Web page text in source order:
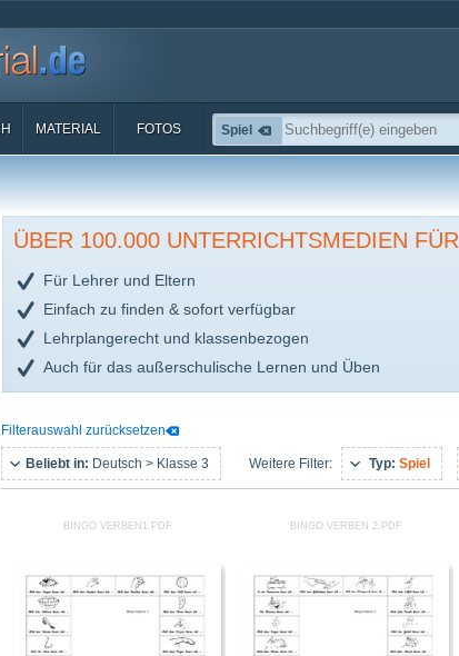
MATERIAL FOTOS Spiel
ÜBER 100.000 UNTERRICHTSMEDIEN
Für Lehrer und Eltern
Einfach zu finden & sofort verfügbar
Lehrplangerecht und klassenbezogen
Auch für das außerschulische Lernen und Üben
Filterauswahl zurücksetzen
Beliebt in: Deutsch > Klasse 3 Weitere Filter: Typ: Spiel
BINGO VERBEN1.PDF BINGO VERBEN 2.PDF